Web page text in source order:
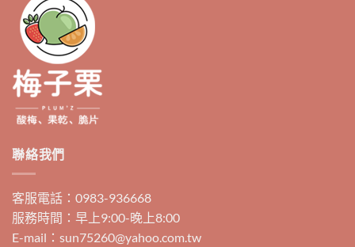
可
在
產
頁
面
選
聯絡我們
客服電話：0983-936668
服務時間：早上9:00-晚上8:00
E-mail：sun75260@yahoo.com.tw